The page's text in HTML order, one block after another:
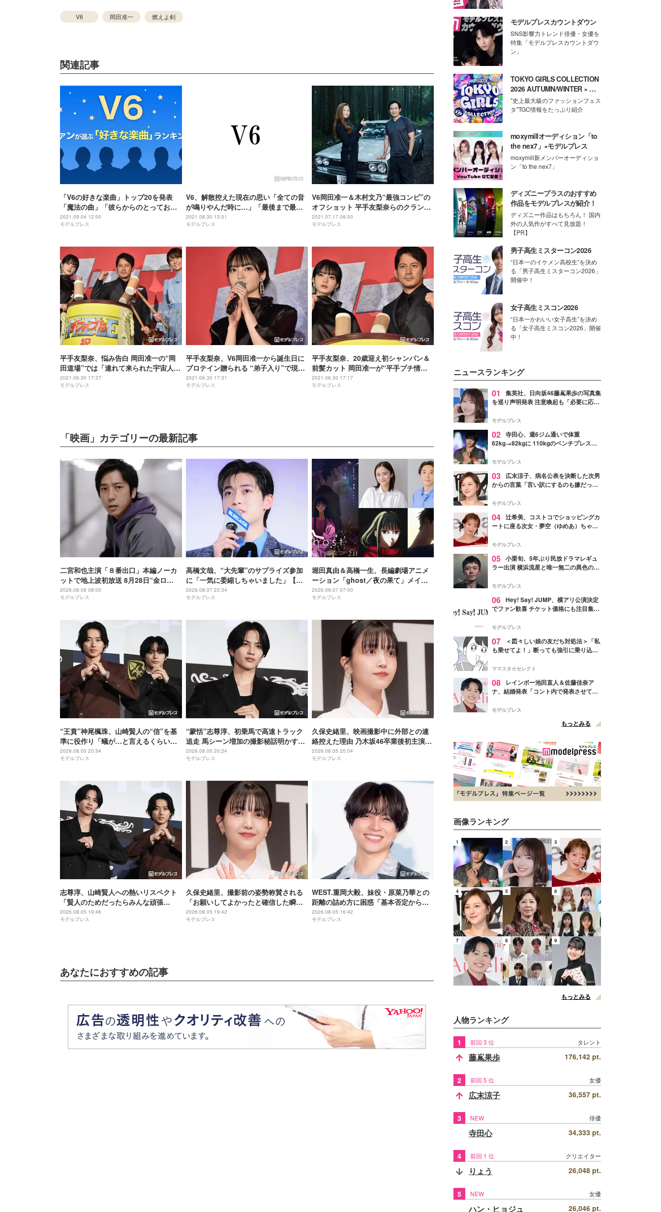
V6 岡田准一 燃えよ剣
関連記事
「V6の好きな楽曲」トップ20を発表
「魔法の曲」「彼らからのとっておき
の贈り物」…ファンの思い出がエモか
った【ファン投票】
2021.09.04 12:00
モデルプレス
V6、解散控えた現在の思い「全ての音
が鳴りやんだ時に…」「最後まで最善
を」
2021.08.30 13:51
モデルプレス
V6岡田准一＆木村文乃“最強コンビ”の
オフショット 平手友梨奈らのクランク
アップ写真初公開＜ザ・ファブル 殺さ
ない殺し屋＞
2021.07.17 08:00
モデルプレス
平手友梨奈、悩み告白 岡田准一の“岡
田道場”では「連れて来られた宇宙人だ
った」＜ザ・ファブル 殺さない殺し屋
＞
2021.06.30 17:37
モデルプレス
平手友梨奈、V6岡田准一から誕生日に
プロテイン贈られる “弟子入り”で現場
での対応に変化も？＜ザ・ファブル 殺
さない殺し屋＞
2021.06.30 17:31
モデルプレス
平手友梨奈、20歳迎え初シャンパン＆
前髪カット 岡田准一が“平手プチ情
報”切り込む＜ザ・ファブル 殺さない
殺し屋＞
2021.06.30 17:17
モデルプレス
「映画」カテゴリーの最新記事
二宮和也主演「８番出口」本編ノーカ
ットで地上波初放送 8月28日“金ロ
ー”枠
2026.08.08 08:00
モデルプレス
高橋文哉、“大先輩”のサプライズ参加
に「一気に委縮しちゃいました」【ブ
ルーロック】
2026.08.07 23:34
モデルプレス
堀田真由＆高橋一生、長編劇場アニメ
ーション「ghost／夜の果て」メイン
キャスト声優に決定「子どもの頃に抱
いていた言葉にはできない沢山の感情
2026.08.07 07:00
モデルプレス
“王賁”神尾楓珠、山崎賢人の“信”を基
準に役作り「蟻が…と言えるくらいの
説得力がないと」【キングダム 魂の決
戦】
2026.08.05 20:54
モデルプレス
“蒙恬”志尊淳、初乗馬で高速トラック
追走 馬シーン増加の撮影秘話明かす
【キングダム 魂の決戦】
2026.08.05 20:24
モデルプレス
久保史緒里、映画撮影中に外部との連
絡控えた理由 乃木坂46卒業後初主演で
母親役に【世界は美しいと誰かが言っ
た】
2026.08.05 20:04
モデルプレス
志尊淳、山崎賢人への熱いリスペクト
「賢人のためだったらみんな頑張
る」“信”としての姿を絶賛【キングダ
ム 魂の決戦】
2026.08.05 19:46
モデルプレス
久保史緒里、撮影前の姿勢称賛される
「お願いしてよかったと確信した瞬
間」【世界は美しいと誰かが言った】
2026.08.05 19:42
モデルプレス
WEST.重岡大毅、妹役・原菜乃華との
距離の詰め方に困惑「基本否定から入
る会話をしてしまった」【5秒で完全犯
罪を生成する方法】
2026.08.05 16:42
モデルプレス
あなたにおすすめの記事
モデルプレスカウントダウン
SNS影響力トレンド俳優・女優を
特集「モデルプレスカウントダウ
ン」
TOKYO GIRLS COLLECTION
2026 AUTUMN/WINTER × モ
デルプレス
"史上最大級のファッションフェス
タ"TGC情報をたっぷり紹介
moxymillオーディション「to
the nex7」×モデルプレス
moxymill新メンバーオーディショ
ン「to the nex7」
ディズニープラスのおすすめ
作品をモデルプレスが紹介！
ディズニー作品はもちろん！ 国内
外の人気作がすべて見放題！
【PR】
男子高生ミスターコン2026
“日本一のイケメン高校生”を決め
る「男子高生ミスターコン2026」
開催中！
女子高生ミスコン2026
“日本一かわいい女子高生”を決め
る「女子高生ミスコン2026」開催
中！
ニュースランキング
01
集英社、日向坂46藤嶌果歩の写真集
を巡り声明発表 注意喚起も「必要に応じ
モデルプレス
02 寺田心、週6ジム通いで体重
62kg→82kgに 110kgのベンチプレス持
「かっこいい」と反響
モデルプレス
03
広末涼子、病名公表を決断した次男
からの言葉「言い訳にするのも嫌だっ
モデルプレス
04 辻希美、コストコでショッピングカ
ートに座る次女・夢空（ゆめあ）ちゃん
ぎ」「成長を感じる」の声
モデルプレス
05 小栗旬、5年ぶり民放ドラマレギュ
ラー出演 横浜流星と唯一無二の異色のバ
モデルプレス
06 Hey! Say! JUMP、横アリ公演決定
でファン歓喜 チケット価格にも注目集ま
モデルプレス
07
＜図々しい娘の友だち対処法＞「私
も乗せてよ！」断っても強引に乗り込ん
ママスタ☆セレクト
08
レインボー池田直人＆佐藤佳奈ア
ナ、結婚発表「コント内で発表させてい
点変更のため
モデルプレス
もっとみる
画像ランキング
1 2 3
4 5 6
7 8 9
もっとみる
人物ランキング
1 前回 3 位 タレント
藤嶌果歩 176,142 pt.
2 前回 5 位 女優
広末涼子 36,557 pt.
3 NEW 俳優
寺田心 34,333 pt.
4 前回 1 位 クリエイター
りょう 26,048 pt.
5 NEW 女優
ハン・ヒョジュ 26,046 pt.